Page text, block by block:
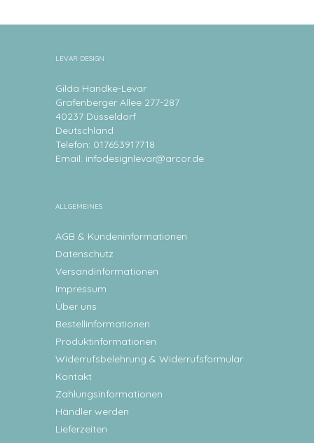
LEVAR DESIGN
Gilda Handke-Levar
Grafenberger Allee 277-287
40237 Düsseldorf
Deutschland
Telefon: 017653917718
Email: infodesignlevar@arcor.de
ALLGEMEINES
AGB & Kundeninformationen
Datenschutz
Versandinformationen
Impressum
Über uns
Bestellinformationen
Produktinformationen
Widerrufsbelehrung & Widerrufsformular
Kontakt
Zahlungsinformationen
Händler werden
Lieferzeiten